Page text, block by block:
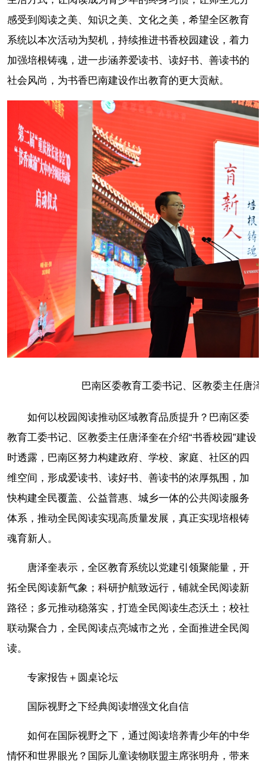
感受到阅读之美、知识之美、文化之美，希望全区教育
系统以本次活动为契机，持续推进书香校园建设，着力
加强培根铸魂，进一步涵养爱读书、读好书、善读书的
社会风尚，为书香巴南建设作出教育的更大贡献。
巴南区委教育工委书记、区教委主任唐
如何以校园阅读推动区域教育品质提升？巴南区委
教育工委书记、区教委主任唐泽奎在介绍“书香校园”建设
时透露，巴南区努力构建政府、学校、家庭、社区的四
维空间，形成爱读书、读好书、善读书的浓厚氛围，加
快构建全民覆盖、公益普惠、城乡一体的公共阅读服务
体系，推动全民阅读实现高质量发展，真正实现培根铸
魂育新人。
唐泽奎表示，全区教育系统以党建引领聚能量，开
拓全民阅读新气象；科研护航致远行，铺就全民阅读新
路径；多元推动稳落实，打造全民阅读生态沃土；校社
联动聚合力，全民阅读点亮城市之光，全面推进全民阅
读。
专家报告＋圆桌论坛
国际视野之下经典阅读增强文化自信
如何在国际视野之下，通过阅读培养青少年的中华
情怀和世界眼光？国际儿童读物联盟主席张明舟，带来